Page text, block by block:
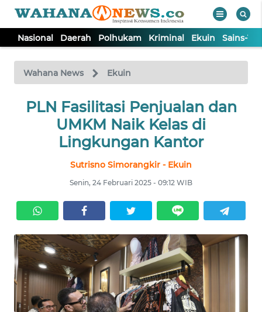
Nasional Daerah Polhukam Kriminal Ekuin Sains-
Wahana News Ekuin
PLN Fasilitasi Penjualan dan
UMKM Naik Kelas di
Lingkungan Kantor
Sutrisno Simorangkir - Ekuin
Senin, 24 Februari 2025 - 09:12 WIB
TV
Tutup
NASIONAL
KRIMINAL
EKUIN
SAINS-TEKNO
KESEHATAN